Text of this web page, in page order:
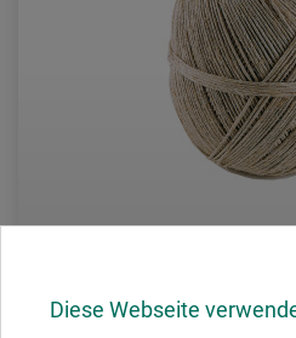
Diese Webseite
Wihedu